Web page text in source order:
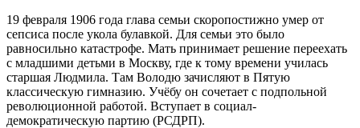
19 февраля 1906 года глава семьи скоропостижно умер от
сепсиса после укола булавкой. Для семьи это было
равносильно катастрофе. Мать принимает решение переехать
с младшими детьми в Москву, где к тому времени училась
старшая Людмила. Там Володю зачисляют в Пятую
классическую гимназию. Учёбу он сочетает с подпольной
революционной работой. Вступает в социал-
демократическую партию (РСДРП).